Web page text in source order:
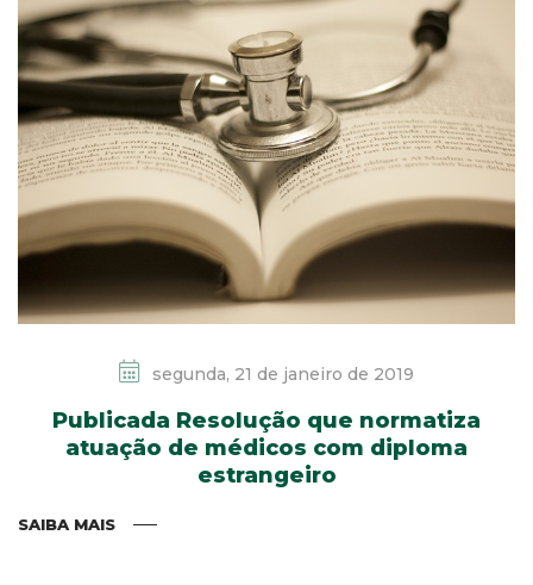
segunda, 21 de janeiro de 2019
Publicada Resolução que normatiza
atuação de médicos com diploma
estrangeiro
SAIBA MAIS